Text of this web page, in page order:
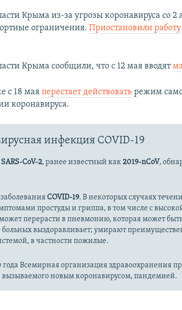
Крыма из-за угрозы коронавируса со 2
ограничения.Приостановили работу
Крыма сообщили, что с 12 мая вводят
с 18 маяперестает действовать режим
коронавируса.
инфекция COVID-19
SARS-CoV-2, ранее известный как2019-nCoV,
COVID-19. В некоторых случаях
простуды и гриппа, в том числе с
перерасти в пневмонию, которая может
выздоравливает; умирают
в частности пожилые.
года Всемирная организация здравоохранения
вызываемого новым коронавирусом, пандемией.